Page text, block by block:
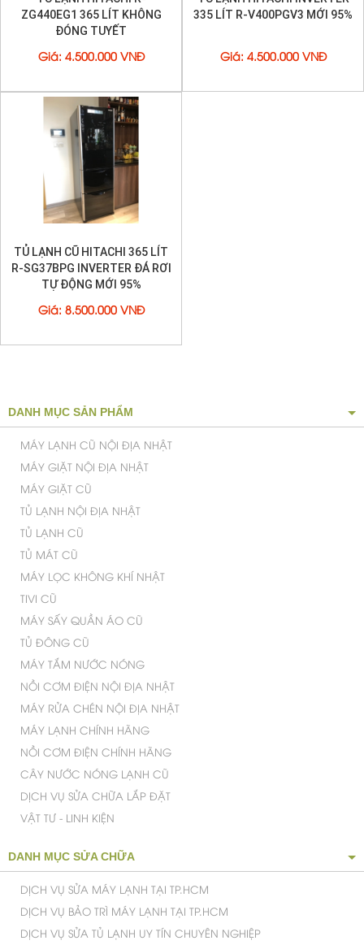
ZG440EG1 365 LÍT KHÔNG
ĐÓNG TUYẾT
Giá: 4.500.000 VNĐ
335 LÍT R-V400PGV3 MỚI 95%
Giá: 4.500.000 VNĐ
TỦ LẠNH CŨ HITACHI 365 LÍT
R-SG37BPG INVERTER ĐÁ RƠI
TỰ ĐỘNG MỚI 95%
Giá : 8.500.000 VNĐ
DANH MỤC SẢN PHẨM
MÁY LẠNH CŨ NỘI ĐỊA NHẬT
MÁY GIẶT NỘI ĐỊA NHẬT
MÁY GIẶT CŨ
TỦ LẠNH NỘI ĐỊA NHẬT
TỦ LẠNH CŨ
TỦ MÁT CŨ
MÁY LỌC KHÔNG KHÍ NHẬT
TIVI CŨ
MÁY SẤY QUẦN ÁO CŨ
TỦ ĐÔNG CŨ
MÁY TẮM NƯỚC NÓNG
NỒI CƠM ĐIỆN NỘI ĐỊA NHẬT
MÁY RỬA CHÉN NỘI ĐỊA NHẬT
MÁY LẠNH CHÍNH HÃNG
NỒI CƠM ĐIỆN CHÍNH HÃNG
CÂY NƯỚC NÓNG LẠNH CŨ
DỊCH VỤ SỬA CHỮA LẮP ĐẶT
VẬT TƯ - LINH KIỆN
DANH MỤC SỬA CHỮA
DỊCH VỤ SỬA MÁY LẠNH TẠI TP.HCM
DỊCH VỤ BẢO TRÌ MÁY LẠNH TẠI TP.HCM
DỊCH VỤ SỬA TỦ LẠNH UY TÍN CHUYÊN NGHIỆP